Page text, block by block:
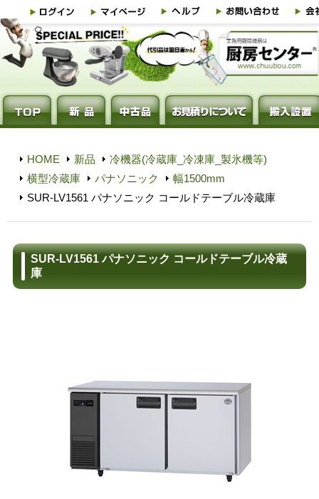
HOME 新品
冷機器(冷蔵庫_冷凍庫_製氷機等)
横型冷蔵庫
パナソニック
幅1500mm
SUR-LV1561 パナソニック コールドテーブル冷蔵庫
SUR-LV1561 パナソニック コールドテーブル冷蔵
庫